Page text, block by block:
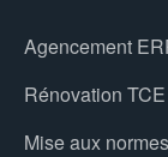
Agencement
Rénovation TCE
Mise aux